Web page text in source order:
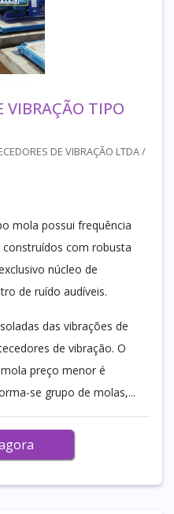
VIBRAÇÃO TIPO
DE VIBRAÇÃO LTDA /
mola possui frequência
construídos com robusta
núcleo de
de ruído audíveis.
das vibrações de
de vibração. O
preço menor é
se grupo de molas,...